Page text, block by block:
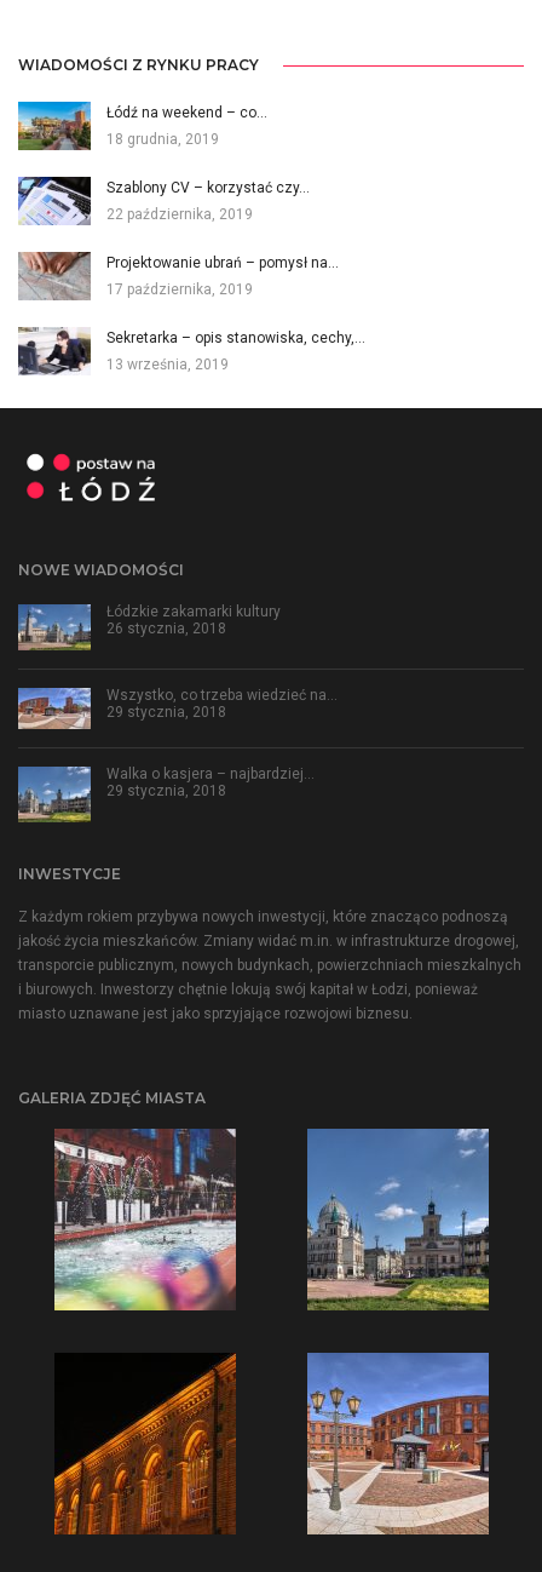
WIADOMOŚCI Z RYNKU PRACY
Łódź na weekend – co…
18 grudnia, 2019
Szablony CV – korzystać czy…
22 października, 2019
Projektowanie ubrań – pomysł na…
17 października, 2019
Sekretarka – opis stanowiska, cechy,…
13 września, 2019
NOWE WIADOMOŚCI
Łódzkie zakamarki kultury
26 stycznia, 2018
Wszystko, co trzeba wiedzieć na…
29 stycznia, 2018
Walka o kasjera – najbardziej…
29 stycznia, 2018
INWESTYCJE
Z każdym rokiem przybywa nowych inwestycji, które znacząco podnoszą
jakość życia mieszkańców. Zmiany widać m.in. w infrastrukturze drogowej,
transporcie publicznym, nowych budynkach, powierzchniach mieszkalnych
i biurowych. Inwestorzy chętnie lokują swój kapitał w Łodzi, ponieważ
miasto uznawane jest jako sprzyjające rozwojowi biznesu.
GALERIA ZDJĘĆ MIASTA